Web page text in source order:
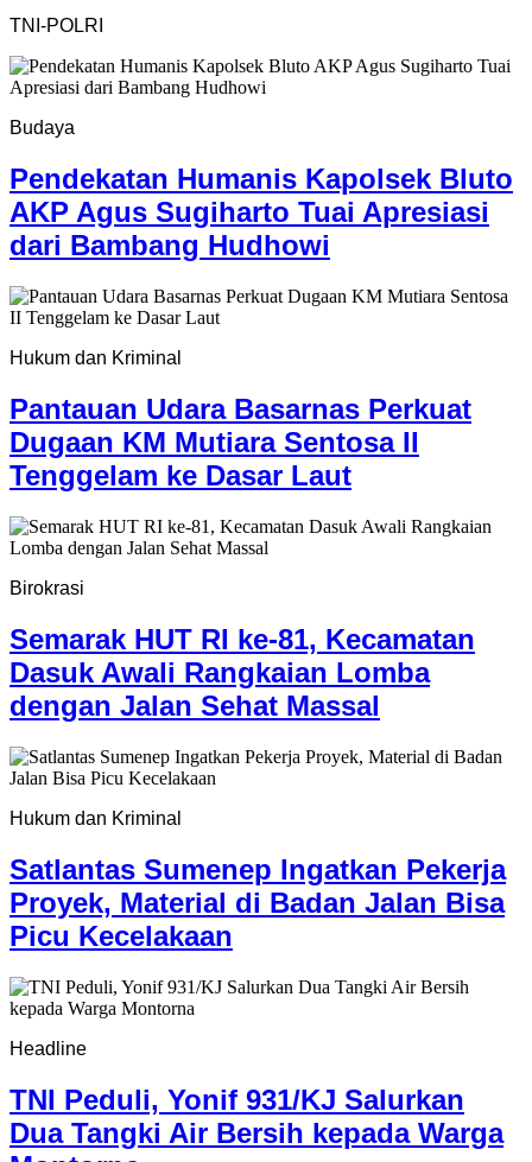
TNI-POLRI
Budaya
Pendekatan Humanis Kapolsek Bluto
AKP Agus Sugiharto Tuai Apresiasi
dari Bambang Hudhowi
Hukum dan Kriminal
Pantauan Udara Basarnas Perkuat
Dugaan KM Mutiara Sentosa II
Tenggelam ke Dasar Laut
Birokrasi
Semarak HUT RI ke-81, Kecamatan
Dasuk Awali Rangkaian Lomba
dengan Jalan Sehat Massal
Hukum dan Kriminal
Satlantas Sumenep Ingatkan Pekerja
Proyek, Material di Badan Jalan Bisa
Picu Kecelakaan
Headline
TNI Peduli, Yonif 931/KJ Salurkan
Dua Tangki Air Bersih kepada Warga